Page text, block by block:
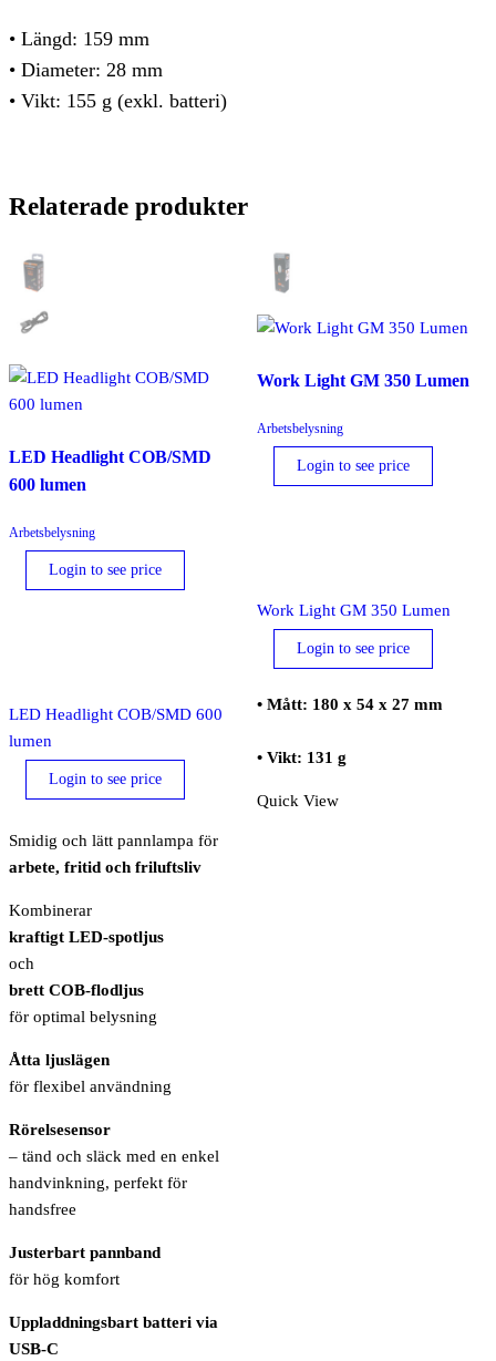
• Längd: 159 mm
• Diameter: 28 mm
• Vikt: 155 g (exkl. batteri)
Relaterade produkter
LED Headlight COB/SMD
600 lumen
Arbetsbelysning
Login to see price
LED Headlight COB/SMD 600
lumen
Login to see price
Smidig och lätt pannlampa för
arbete, fritid och friluftsliv
Kombinerar
kraftigt LED-spotljus
och
brett COB-flodljus
för optimal belysning
Åtta ljuslägen
för flexibel användning
Rörelsesensor
– tänd och släck med en enkel
handvinkning, perfekt för
handsfree
Justerbart pannband
för hög komfort
Uppladdningsbart batteri via
USB-C
Work Light GM 350 Lumen
Arbetsbelysning
Login to see price
Work Light GM 350 Lumen
Login to see price
• Mått: 180 x 54 x 27 mm
• Vikt: 131 g
Quick View